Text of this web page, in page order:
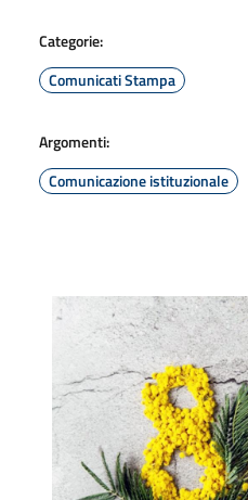
Categorie:
Comunicati Stampa
Argomenti:
Comunicazione istituzionale